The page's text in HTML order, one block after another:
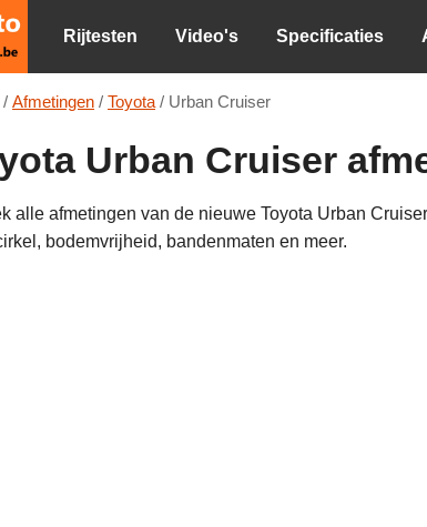
Rijtesten Video's Specificaties
/ Afmetingen / Toyota / Urban Cruiser
Urban Cruiser
alle afmetingen van de nieuwe Toyota Urban
bodemvrijheid, bandenmaten en meer.